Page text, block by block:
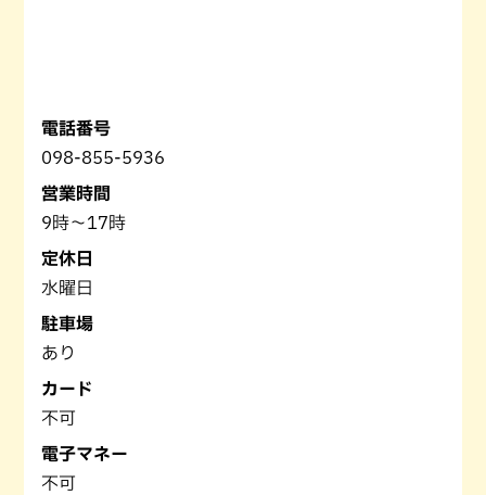
電話番号
098-855-5936
営業時間
9時～17時
定休日
水曜日
駐車場
あり
カード
不可
電子マネー
不可